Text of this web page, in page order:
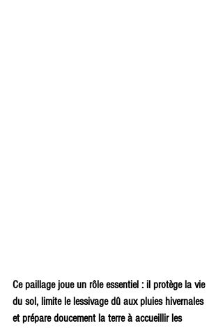
Ce paillage joue un rôle essentiel : il protège la vie
du sol, limite le lessivage dû aux pluies hivernales
et prépare doucement la terre à accueillir les